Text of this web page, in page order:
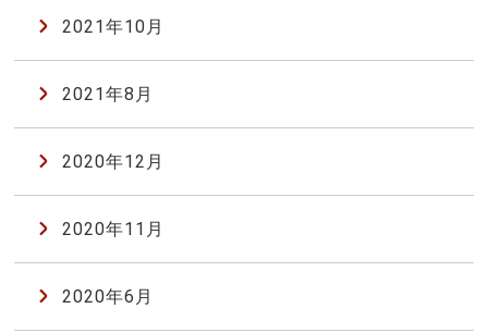
2021年10月
2021年8月
2020年12月
2020年11月
2020年6月